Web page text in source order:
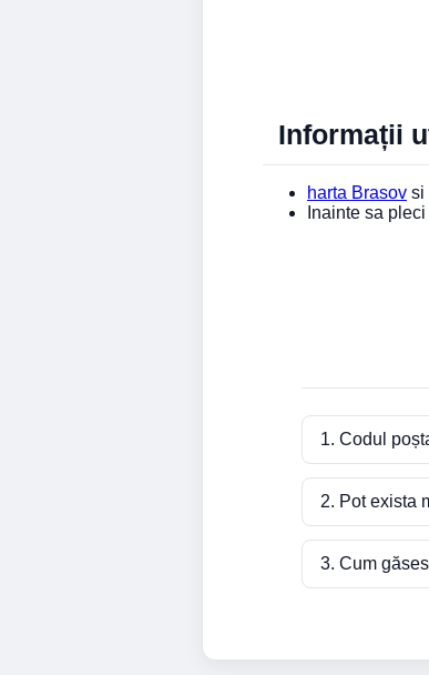
Informații
harta Brasov si
Inainte sa
1. Codul
2. Pot exista
3. Cum